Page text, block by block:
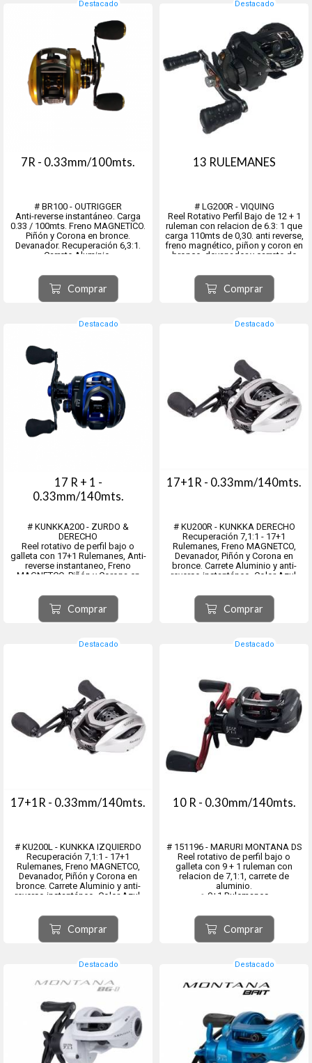
Destacado
7R - 0.33mm/100mts.
# BR100 - OUTRIGGER
Anti-reverse instantáneo. Carga
0.33 / 100mts. Freno MAGNETICO.
Piñón y Corona en bronce.
Devanador. Recuperación 6,3:1.
Carrete Aluminio.
Comprar
Destacado
13 RULEMANES
# LG200R - VIQUING
Reel Rotativo Perfil Bajo de 12 + 1
ruleman con relacion de 6.3: 1 que
carga 110mts de 0,30. anti reverse,
freno magnético, piñon y coron en
bronce, devanador y carrete de
Comprar
Destacado
17 R + 1 -
0.33mm/140mts.
# KUNKKA200 - ZURDO &
DERECHO
Reel rotativo de perfil bajo o
galleta con 17+1 Rulemanes, Anti-
reverse instantaneo, Freno
MAGNETCO, Piñón y Corona en
Recuperación7,1:1, Carrete
Aluminio
- KUNKKA 200 L - ZURDO
- KUNKKA 200 R - DERECHO
Comprar
Destacado
17+1R - 0.33mm/140mts.
# KU200R - KUNKKA DERECHO
Recuperación 7,1:1 - 17+1
Rulemanes, Freno MAGNETCO,
Devanador, Piñón y Corona en
bronce. Carrete Aluminio y anti-
reverso instantáneo. Color Azul.
Comprar
Destacado
17+1R - 0.33mm/140mts.
# KU200L - KUNKKA IZQUIERDO
Recuperación 7,1:1 - 17+1
Rulemanes, Freno MAGNETCO,
Devanador, Piñón y Corona en
bronce. Carrete Aluminio y anti-
reverso instantáneo. Color Azul.
Comprar
Destacado
10 R - 0.30mm/140mts.
# 151196 - MARURI MONTANA DS
Reel rotativo de perfil bajo o
galleta con 9 + 1 ruleman con
relacion de 7,1:1, carrete de
aluminio.
● 9+1 Rulemanes
● Freno MAGNETCO
● Piñón y Corona REFORZADO en
bronce
● Devanador
Comprar
Destacado Destacado